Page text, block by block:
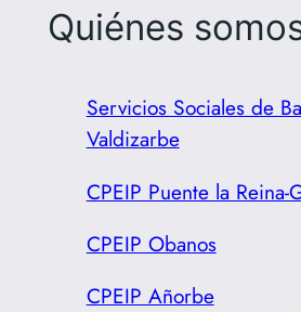
Quiénes
Servicios Sociales de
Valdizarbe
CPEIP Puente la Reina-
CPEIP Obanos
CPEIP Añorbe